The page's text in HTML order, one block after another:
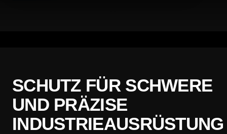
SCHUTZ FÜR SCHWERE
UND PRÄZISE
INDUSTRIEAUSRÜSTUNG